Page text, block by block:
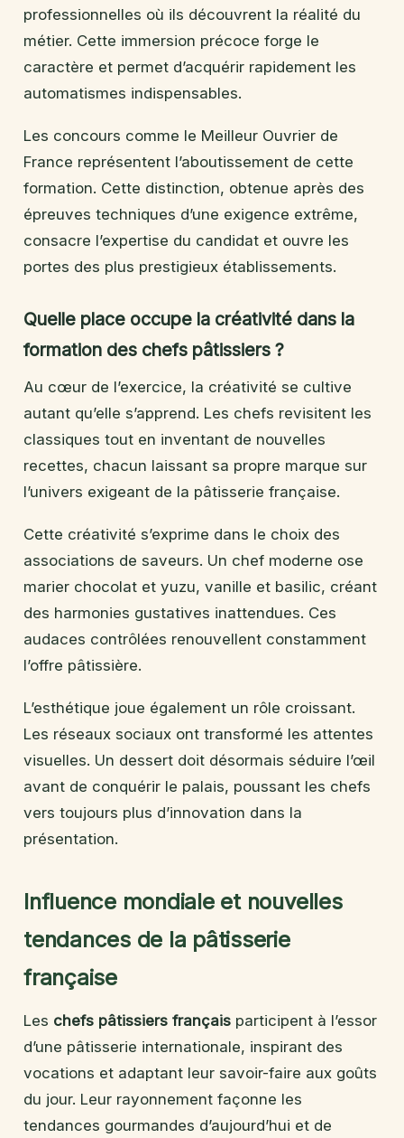
professionnelles où ils découvrent la réalité du
métier. Cette immersion précoce forge le
caractère et permet d’acquérir rapidement les
automatismes indispensables.
Les concours comme le Meilleur Ouvrier de
France représentent l’aboutissement de cette
formation. Cette distinction, obtenue après des
épreuves techniques d’une exigence extrême,
consacre l’expertise du candidat et ouvre les
portes des plus prestigieux établissements.
Quelle place occupe la créativité dans la
formation des chefs pâtissiers ?
Au cœur de l’exercice, la créativité se cultive
autant qu’elle s’apprend. Les chefs revisitent les
classiques tout en inventant de nouvelles
recettes, chacun laissant sa propre marque sur
l’univers exigeant de la pâtisserie française.
Cette créativité s’exprime dans le choix des
associations de saveurs. Un chef moderne ose
marier chocolat et yuzu, vanille et basilic, créant
des harmonies gustatives inattendues. Ces
audaces contrôlées renouvellent constamment
l’offre pâtissière.
L’esthétique joue également un rôle croissant.
Les réseaux sociaux ont transformé les attentes
visuelles. Un dessert doit désormais séduire l’œil
avant de conquérir le palais, poussant les chefs
vers toujours plus d’innovation dans la
présentation.
Influence mondiale et nouvelles
tendances de la pâtisserie
française
Les chefs pâtissiers français participent à l’essor
d’une pâtisserie internationale, inspirant des
vocations et adaptant leur savoir-faire aux goûts
du jour. Leur rayonnement façonne les
tendances gourmandes d’aujourd’hui et de